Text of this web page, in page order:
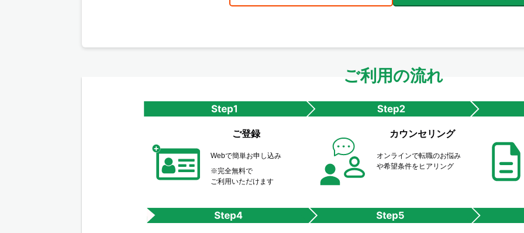
ご利用の流れ
ご登録
Webで簡単お申し込み
※完全無料で
ご利用いただけます
カウンセリング
オンラインで転職のお悩み
や希望条件をヒアリング